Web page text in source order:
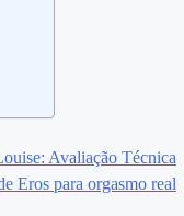
Avaliação Técnica
Eros para orgasmo real